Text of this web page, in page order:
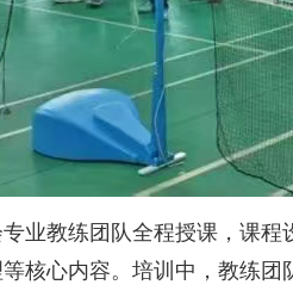
教练团队全程授课，课程
核心内容。培训中，教练